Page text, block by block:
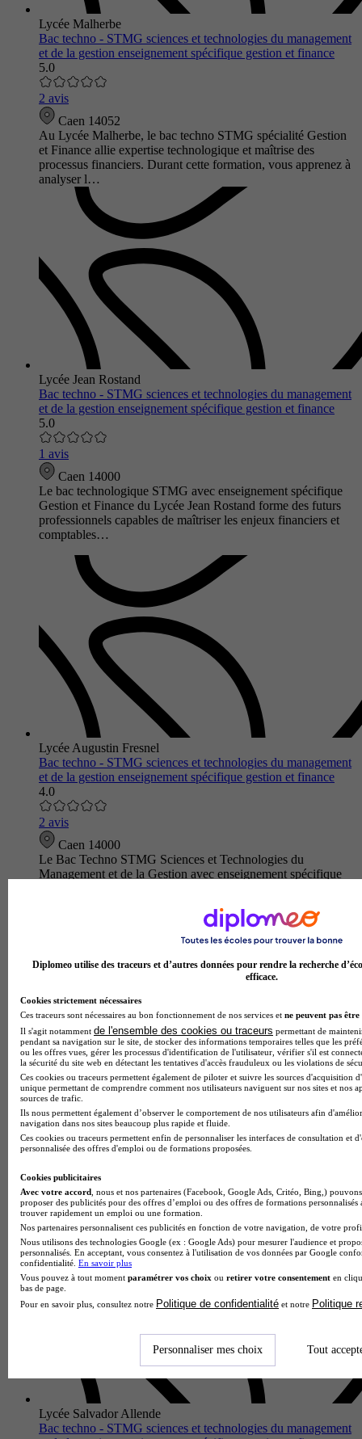
Lycée Malherbe
Bac techno - STMG sciences et technologies du management
et de la gestion enseignement spécifique gestion et finance
5.0
2 avis
Caen 14052
Au Lycée Malherbe, le bac techno STMG spécialité Gestion
et Finance allie expertise technologique et maîtrise des
processus financiers. Durant cette formation, vous apprenez à
analyser l…
Lycée Jean Rostand
Bac techno - STMG sciences et technologies du management
et de la gestion enseignement spécifique gestion et finance
5.0
1 avis
Caen 14000
Le bac technologique STMG avec enseignement spécifique
Gestion et Finance du Lycée Jean Rostand forme des futurs
professionnels capables de maîtriser les enjeux financiers et
comptables…
Lycée Augustin Fresnel
Bac techno - STMG sciences et technologies du management
et de la gestion enseignement spécifique gestion et finance
4.0
2 avis
Caen 14000
Le Bac Techno STMG Sciences et Technologies du
Management et de la Gestion avec enseignement spécifique
Lycée Henri Cornat
Bac techno - STMG sciences et technologies du management
et de la gestion enseignement spécifique gestion et finance
Valognes 50700
management et de la gestion, enseignement spécifique gestion
et finance proposé par le Lycée Henri Cornat forme des
profils polyvalents maî…
Lycée Salvador Allende
Bac techno - STMG sciences et technologies du management
Diplomeo utilise des traceurs et d’autres données pour rendre la recherche
efficace.
Cookies strictement nécessaires
Ces traceurs sont nécessaires au bon fonctionnement de nos services et ne peuvent pas être
Il s'agit notamment de l'ensemble des cookies ou traceurs permettant de
pendant sa navigation sur le site, de stocker des informations temporaires telles que les
ou les offres vues, gérer les processus d'identification de l'utilisateur, vérifier s'il est
la sécurité du site web en détectant les tentatives d'accès frauduleux ou les violations de
Ces cookies ou traceurs permettent également de piloter et suivre les sources d'acquisition
unique permettant de comprendre comment nos utilisateurs naviguent sur nos sites et nos
sources de trafic.
Ils nous permettent également d’observer le comportement de nos utilisateurs afin
navigation dans nos sites beaucoup plus rapide et fluide.
Ces cookies ou traceurs permettent enfin de personnaliser les interfaces de consultation et
personnalisée des offres d'emploi ou de formations proposées.
Cookies publicitaires
Avec votre accord , nous et nos partenaires (Facebook, Google Ads, Critéo, Bing,)
proposer des publicités pour des offres d’emploi ou des offres de formations
trouver rapidement un emploi ou une formation.
Nos partenaires personnalisent ces publicités en fonction de votre navigation, de votre
Nous utilisons des technologies Google (ex : Google Ads) pour mesurer l'audience et
personnalisés. En acceptant, vous consentez à l'utilisation de vos données par Google
confidentialité. En savoir plus
Vous pouvez à tout moment paramétrer vos choix ou retirer votre consentement en
bas de page.
Pour en savoir plus, consultez notre Politique de confidentialité et notre Politique
Personnaliser mes choix Tout